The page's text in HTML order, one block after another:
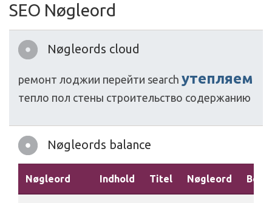
SEO Nøgleord
Nøgleords cloud
ремонт лоджии перейти search утепляем
тепло пол стены строительство содержанию
Nøgleords balance
Nøgleord Indhold Titel Nøgleord